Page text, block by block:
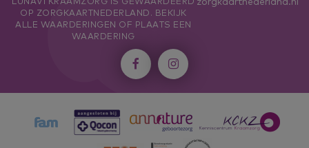
OP ZORGKAARTNEDERLAND. BEKIJK
ALLE WAARDERINGEN OF PLAATS EEN
WAARDERING
 